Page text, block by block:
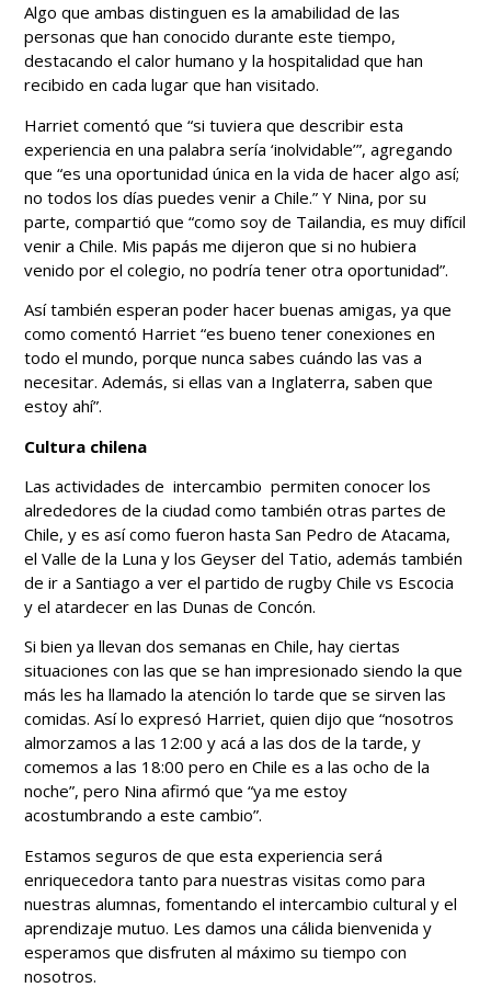
Algo que ambas distinguen es la amabilidad de las
personas que han conocido durante este tiempo,
destacando el calor humano y la hospitalidad que han
recibido en cada lugar que han visitado.
Harriet comentó que “si tuviera que describir esta
experiencia en una palabra sería ‘inolvidable’”, agregando
que “es una oportunidad única en la vida de hacer algo así;
no todos los días puedes venir a Chile.” Y Nina, por su
parte, compartió que “como soy de Tailandia, es muy difícil
venir a Chile. Mis papás me dijeron que si no hubiera
venido por el colegio, no podría tener otra oportunidad”.
Así también esperan poder hacer buenas amigas, ya que
como comentó Harriet “es bueno tener conexiones en
todo el mundo, porque nunca sabes cuándo las vas a
necesitar. Además, si ellas van a Inglaterra, saben que
estoy ahí”.
Cultura chilena
Las actividades de intercambio permiten conocer los
alrededores de la ciudad como también otras partes de
Chile, y es así como fueron hasta San Pedro de Atacama,
el Valle de la Luna y los Geyser del Tatio, además también
de ir a Santiago a ver el partido de rugby Chile vs Escocia
y el atardecer en las Dunas de Concón.
Si bien ya llevan dos semanas en Chile, hay ciertas
situaciones con las que se han impresionado siendo la que
más les ha llamado la atención lo tarde que se sirven las
comidas. Así lo expresó Harriet, quien dijo que “nosotros
almorzamos a las 12:00 y acá a las dos de la tarde, y
comemos a las 18:00 pero en Chile es a las ocho de la
noche”, pero Nina afirmó que “ya me estoy
acostumbrando a este cambio”.
Estamos seguros de que esta experiencia será
enriquecedora tanto para nuestras visitas como para
nuestras alumnas, fomentando el intercambio cultural y el
aprendizaje mutuo. Les damos una cálida bienvenida y
esperamos que disfruten al máximo su tiempo con
nosotros.